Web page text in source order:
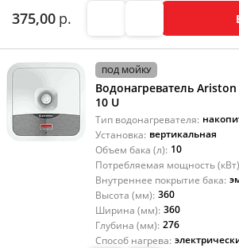
375,00 р.
ПОД МОЙКУ
Водонагреватель Ariston
10 U
Тип водонагревателя:
Установка: вертикальная
Объем бака (л): 10
Потребляемая мощность
Внутреннее покрытие бака:
Высота (мм): 360
Ширина (мм): 360
Глубина (мм): 276
Способ нагрева: